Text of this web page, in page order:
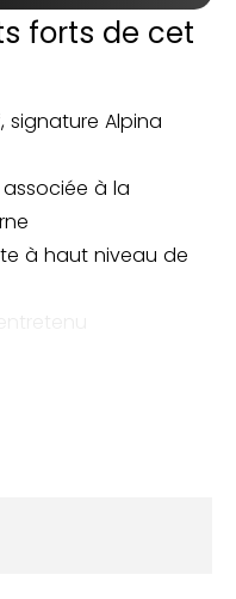
forts de cet
signature Alpina
à la
à haut niveau de
mise en
aujourd’hui 108
est actuellement
incertain.